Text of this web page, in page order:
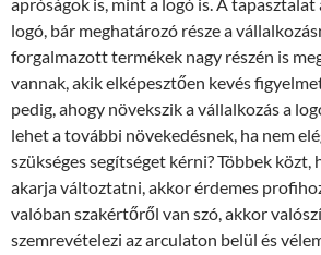
logó, bár meghatározó része a
forgalmazott termékek nagy részén is
vannak, akik elképesztően kevés
pedig, ahogy növekszik a vállalkozás a
lehet a további növekedésnek, ha nem
szükséges segítséget kérni? Többek közt,
akarja változtatni, akkor érdemes
valóban szakértőről van szó, akkor
szemrevételezi az arculaton belül és